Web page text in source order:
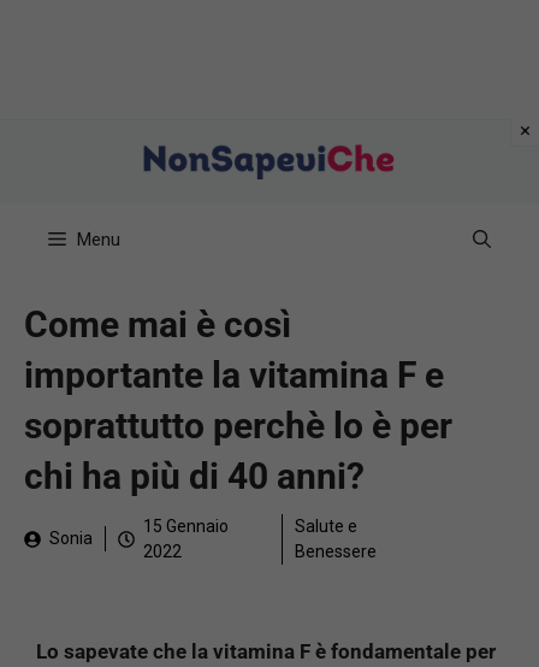
Menu
Come mai è così
importante la vitamina F e
soprattutto perchè lo è per
chi ha più di 40 anni?
Sonia
15 Gennaio
2022
Salute e
Benessere
Lo sapevate che la vitamina F è fondamentale per